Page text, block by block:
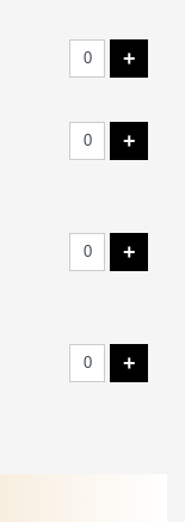
+
+
+
+